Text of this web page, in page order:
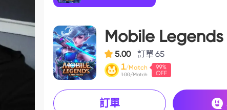
Mobile Legends
5.00 訂單 65
1/Match
100/Match
訂單